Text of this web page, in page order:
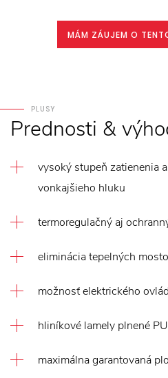
MÁM ZÁUJEM O
PLUSY
Prednosti &
vysoký stupeň zatienenia
vonkajšieho hluku
termoregulačný aj
eliminácia tepelných
možnosť elektrického
hliníkové lamely plnené
maximálna garantovaná